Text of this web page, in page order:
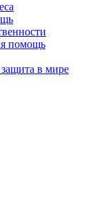
помощь
в мире